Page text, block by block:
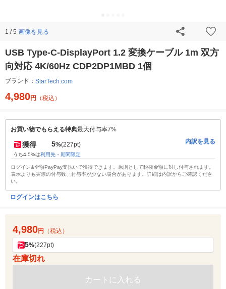
1 / 5 画像を見る
USB Type-C-DisplayPort 1.2 変換ケーブル 1m 双方
向対応 4K/60Hz CDP2DP1MBD 1個
ブランド： StarTech.com
4,980円 （税込）
お買い物でもらえる特典最大付与率7%
獲得 5%(227pt)
うち4.5%は利用先・期間限定
内訳を見る
ログイン&全額PayPay支払いで獲得できます。原則として税抜金額に対し付与されます。
表示よりも実際の付与数、付与率が少ない場合があります。詳細は内訳からご確認くださ
い。
ログインはこちら
4,980円 （税込）
5%(227pt)
在庫切れ
カートに入れる